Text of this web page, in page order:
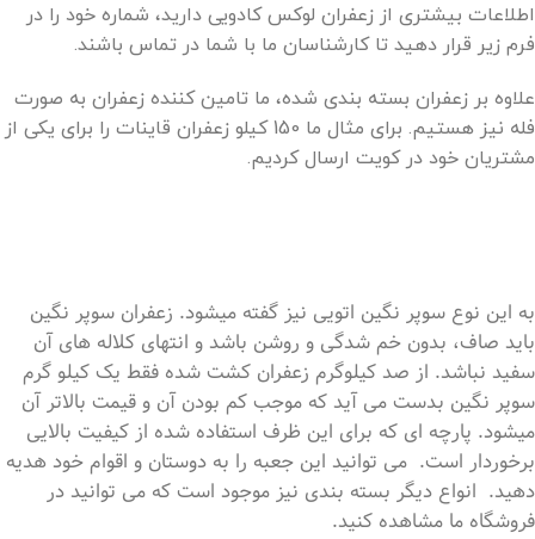
اطلاعات بیشتری از زعفران لوکس کادویی دارید، شماره خود را در
فرم زیر قرار دهید تا کارشناسان ما با شما در تماس باشند.
علاوه بر زعفران بسته بندی شده، ما تامین کننده زعفران به صورت
فله نیز هستیم. برای مثال ما 150 کیلو زعفران قاینات را برای یکی از
مشتریان خود در کویت ارسال کردیم.
به این نوع سوپر نگین اتویی نیز گفته میشود. زعفران سوپر نگین
باید صاف، بدون خم شدگی و روشن باشد و انتهای کلاله های آن
سفید نباشد. از صد کیلوگرم زعفران کشت شده فقط یک کیلو گرم
سوپر نگین بدست می آید که موجب کم بودن آن و قیمت بالاتر آن
میشود. پارچه ای که برای این ظرف استفاده شده از کیفیت بالایی
برخوردار است. می توانید این جعبه را به دوستان و اقوام خود هدیه
دهید. انواع دیگر بسته بندی نیز موجود است که می توانید در
فروشگاه ما مشاهده کنید.